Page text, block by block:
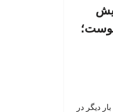
پیش
سال پیش بار دیگر در